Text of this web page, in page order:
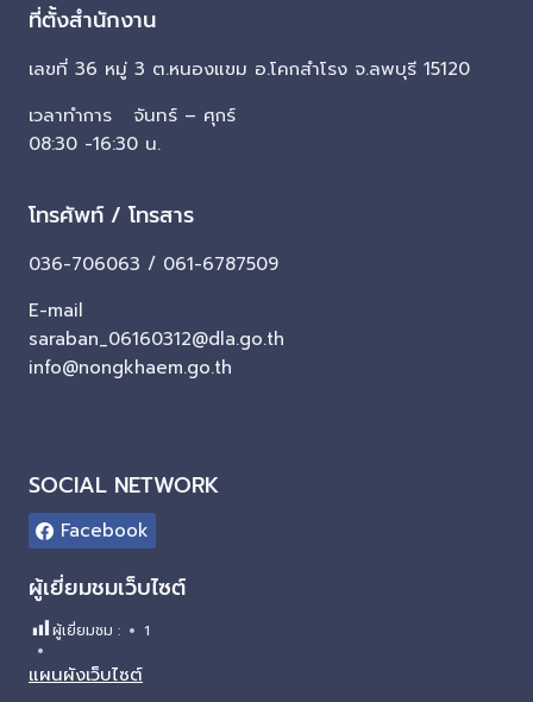
ที่ตั้งสำนักงาน
เลขที่ 36 หมู่ 3 ต.หนองแขม อ.โคกสำโรง จ.ลพบุรี 15120
เวลาทำการ จันทร์ – ศุกร์
08:30 -16:30 น.
โทรศัพท์ / โทรสาร
036-706063 / 061-6787509
E-mail
saraban_06160312@dla.go.th
info@nongkhaem.go.th
SOCIAL NETWORK
Facebook
ผู้เยี่ยมชมเว็บไซต์
ผู้เยี่ยมชม : 1
แผนผังเว็บไซต์